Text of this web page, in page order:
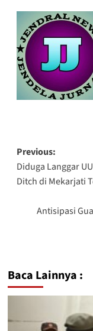
Previous:
Diduga Langgar
Ditch di Mekarjati
Antisipasi
Baca Lainnya :